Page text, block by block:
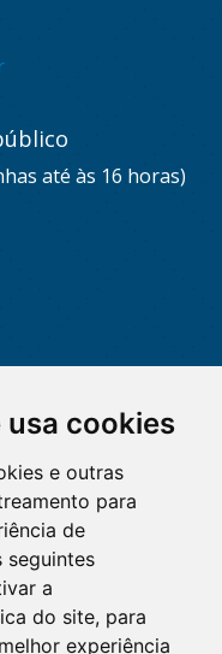
usa cookies
e outras
para
de
seguintes
a
do site, para
experiência
até às 16 horas)